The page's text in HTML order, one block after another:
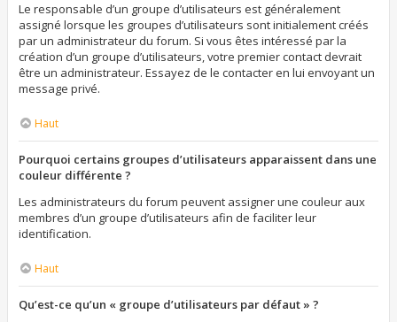
Le responsable d’un groupe d’utilisateurs est généralement
assigné lorsque les groupes d’utilisateurs sont initialement créés
par un administrateur du forum. Si vous êtes intéressé par la
création d’un groupe d’utilisateurs, votre premier contact devrait
être un administrateur. Essayez de le contacter en lui envoyant un
message privé.
Haut
Pourquoi certains groupes d’utilisateurs apparaissent dans une
couleur différente ?
Les administrateurs du forum peuvent assigner une couleur aux
membres d’un groupe d’utilisateurs afin de faciliter leur
identification.
Haut
Qu’est-ce qu’un « groupe d’utilisateurs par défaut » ?